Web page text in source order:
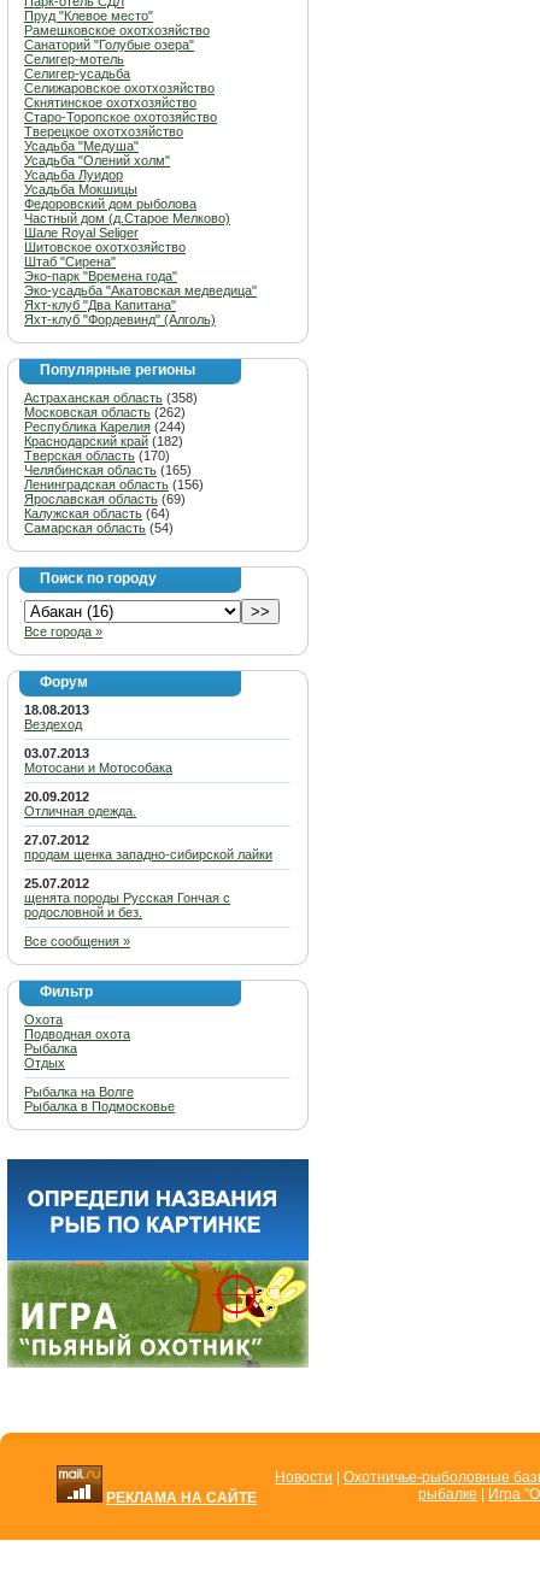
Пруд "Клевое место"
Рамешковское охотхозяйство
Санаторий "Голубые озера"
Селигер-мотель
Селигер-усадьба
Селижаровское охотхозяйство
Скнятинское охотхозяйство
Старо-Торопское охотозяйство
Тверецкое охотхозяйство
Усадьба "Медуша"
Усадьба "Олений холм"
Усадьба Луидор
Усадьба Мокшицы
Федоровский дом рыболова
Частный дом (д.Старое Мелково)
Шале Royal Seliger
Шитовское охотхозяйство
Штаб "Сирена"
Эко-парк "Времена года"
Эко-усадьба "Акатовская медведица"
Яхт-клуб "Два Капитана"
Яхт-клуб "Фордевинд" (Алголь)
Популярные регионы
Астраханская область (358)
Московская область (262)
Республика Карелия (244)
Краснодарский край (182)
Тверская область (170)
Челябинская область (165)
Ленинградская область (156)
Ярославская область (69)
Калужская область (64)
Самарская область (54)
Поиск по городу
Все города »
Форум
18.08.2013
Вездеход
03.07.2013
Мотосани и Мотособака
20.09.2012
Отличная одежда.
27.07.2012
продам щенка западно-сибирской лайки
25.07.2012
щенята породы Русская Гончая с
родословной и без.
Все сообщения »
Фильтр
Охота
Подводная охота
Рыбалка
Отдых
Рыбалка на Волге
Рыбалка в Подмосковье
РЕКЛАМА НА САЙТЕ
Новости
Охотничье-рыболовные
рыбалке
Игра